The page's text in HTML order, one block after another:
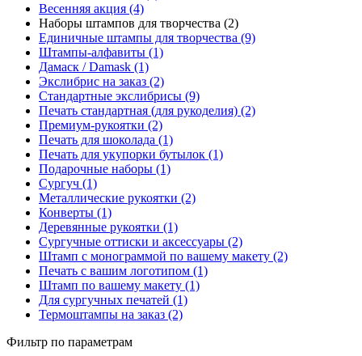
Весенняя акция (4)
Наборы штампов для творчества (2)
Единичные штампы для творчества (9)
Штампы-алфавиты (1)
Дамаск / Damask (1)
Экслибрис на заказ (2)
Стандартные экслибрисы (9)
Печать стандартная (для рукоделия) (2)
Премиум-рукоятки (2)
Печать для шоколада (1)
Печать для укупорки бутылок (1)
Подарочные наборы (1)
Сургуч (1)
Металлические рукоятки (2)
Конверты (1)
Деревянные рукоятки (1)
Сургучные оттиски и аксессуары (2)
Штамп с монограммой по вашему макету (2)
Печать с вашим логотипом (1)
Штамп по вашему макету (1)
Для сургучных печатей (1)
Термоштампы на заказ (2)
Фильтр по параметрам